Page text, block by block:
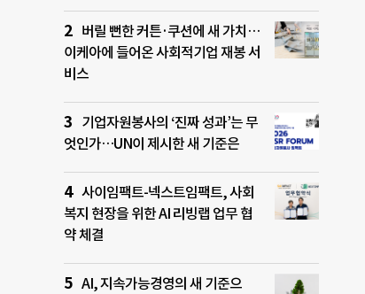
버릴 뻔한 커튼·쿠션에 새 가치…
이케아에 들어온 사회적기업 재봉 서
비스
기업자원봉사의 ‘진짜 성과’는 무
엇인가…UN이 제시한 새 기준은
사이임팩트-넥스트임팩트, 사회
복지 현장을 위한 AI 리빙랩 업무 협
약 체결
AI, 지속가능경영의 새 기준으